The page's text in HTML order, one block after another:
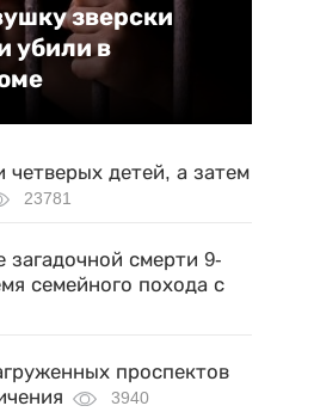
зверски
убили в
четверых детей, а затем
23781
загадочной смерти 9-
семейного похода с
проспектов
3940